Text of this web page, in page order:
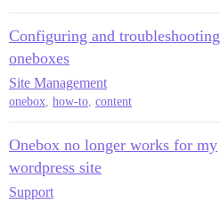
Configuring and troubleshooting
oneboxes
Site Management
onebox, how-to, content
Onebox no longer works for my
wordpress site
Support